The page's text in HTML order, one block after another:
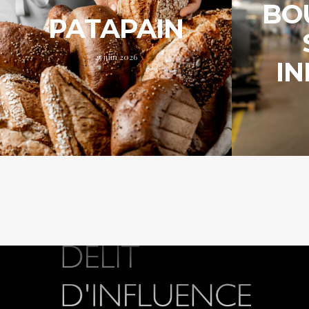
PATAPAIN
25 juin 2026